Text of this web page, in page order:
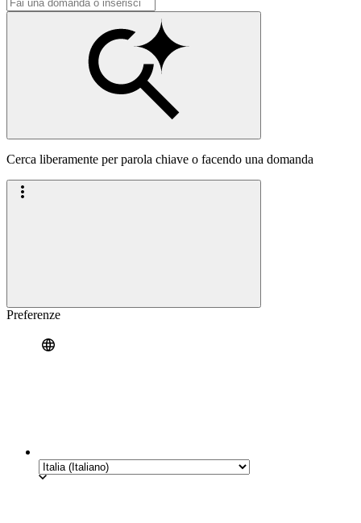
Cerca liberamente per parola chiave o facendo una domanda
Preferenze